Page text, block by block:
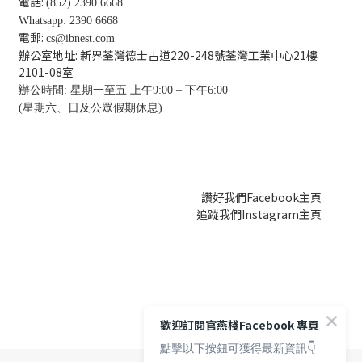
(852) 2390 6668
Whatsapp: 2390 6668
電郵: cs@ibnest.com
辦公室地址: 新界荃灣德士古道220-248號荃灣工業中心21樓
2101-08室
辦公時間: 星期一至五 上午9:00 – 下午6:00
(星期六、日及公眾假期休息)
讚好我們Facebook主頁
追蹤我們Instagram主頁
歡迎訂閱官燕棧Facebook 專頁
點擊以下按鈕可獲得最新資訊👇